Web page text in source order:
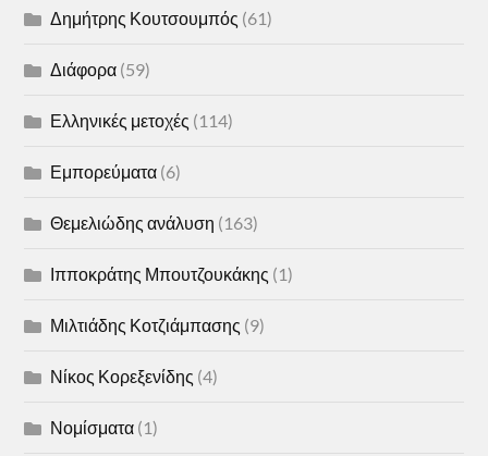
Δημήτρης Κουτσουμπός (61)
Διάφορα (59)
Ελληνικές μετοχές (114)
Εμπορεύματα (6)
Θεμελιώδης ανάλυση (163)
Ιπποκράτης Μπουτζουκάκης (1)
Μιλτιάδης Κοτζιάμπασης (9)
Νίκος Κορεξενίδης (4)
Νομίσματα (1)